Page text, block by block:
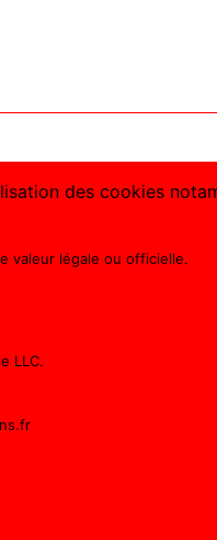
des cookies
valeur légale ou officielle.
LLC.